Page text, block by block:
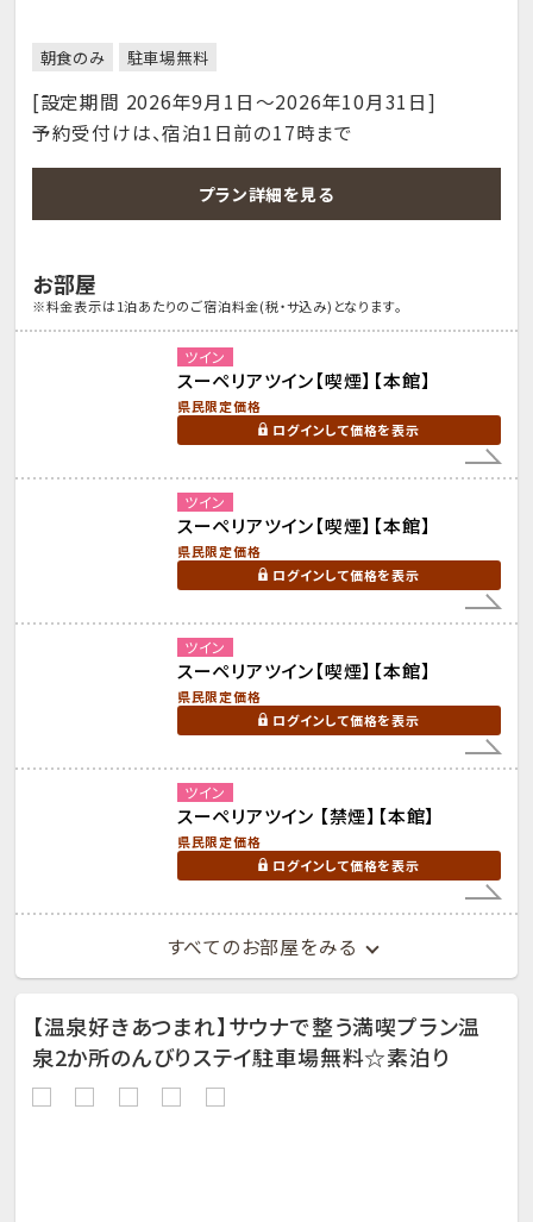
朝食のみ 駐車場無料
[設定期間 2026年9月1日～2026年10月31日]
予約受付けは、宿泊1日前の17時まで
プラン詳細を見る
お部屋
※料金表示は1泊あたりのご宿泊料金(税・サ込み)となります。
ツイン
スーペリアツイン【喫煙】【本館】
県民限定価格
ログインして価格を表示
ツイン
スーペリアツイン【喫煙】【本館】
県民限定価格
ログインして価格を表示
ツイン
スーペリアツイン【喫煙】【本館】
県民限定価格
ログインして価格を表示
ツイン
スーペリアツイン 【禁煙】【本館】
県民限定価格
ログインして価格を表示
すべてのお部屋をみる
【温泉好きあつまれ】サウナで整う満喫プラン温
泉2か所のんびりステイ駐車場無料☆素泊り